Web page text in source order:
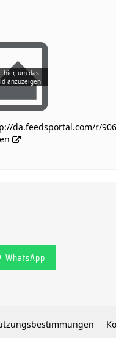
da.feedsportal.com/r/
WhatsApp